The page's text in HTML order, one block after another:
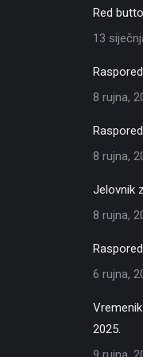
Red
13
8 rujna,
8 rujna,
Jelovnik
8 rujna,
6 rujna,
2025.